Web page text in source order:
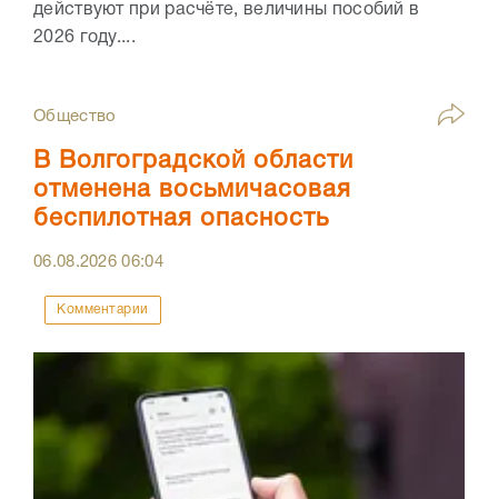
действуют при расчёте, величины пособий в
2026 году....
Общество
В Волгоградской области
отменена восьмичасовая
беспилотная опасность
06.08.202606:04
Комментарии